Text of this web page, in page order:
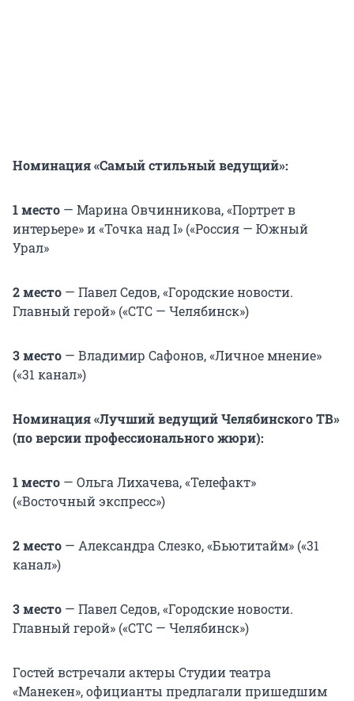
Номинация «Самый стильный ведущий»:
1 место — Марина Овчинникова, «Портрет в
интерьере» и «Точка над I» («Россия — Южный
Урал»
2 место — Павел Седов, «Городские новости.
Главный герой» («СТС — Челябинск»)
3 место — Владимир Сафонов, «Личное мнение»
(«31 канал»)
Номинация «Лучший ведущий Челябинского ТВ»
(по версии профессионального жюри):
1 место — Ольга Лихачева, «Телефакт»
(«Восточный экспресс»)
2 место — Александра Слезко, «Бьютитайм» («31
канал»)
3 место — Павел Седов, «Городские новости.
Главный герой» («СТС — Челябинск»)
Гостей встречали актеры Студии театра
«Манекен», официанты предлагали пришедшим